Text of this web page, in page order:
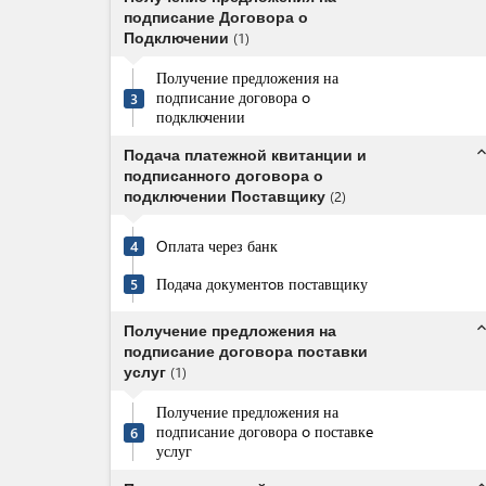
подписание Договора о
Подключении (1)
3
Получение предложения на
подписание договора o
подключении
Подача платежной квитанции и
подписанного договора о
подключении Поставщику (2)
expand_less
4 Oплата через банк
5 Подача документoв поставщику
Получение предложения на
подписание договора поставки
услуг (1)
expand_less
6
Получение предложения на
подписание договора o поставкe
услуг